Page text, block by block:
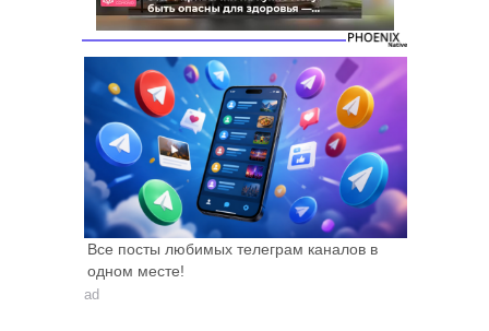
Все посты любимых телеграм каналов в
одном месте!
ad